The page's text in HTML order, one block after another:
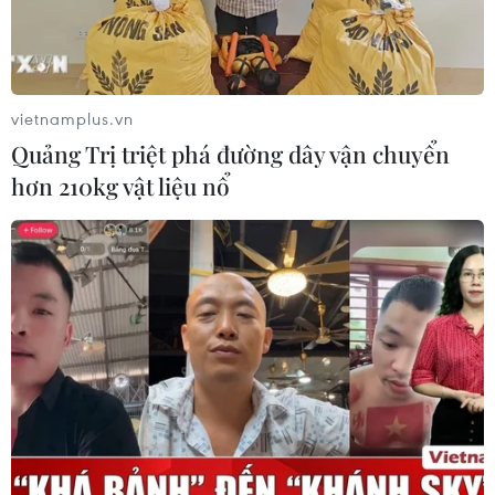
05/08/2026 05:58
CƠ QUAN CHỦ QUẢN: THÔNG TẤN XÃ VIỆT NAM
Tổng Biên tập: TRẦN TIẾN DUẨN
Phó Tổng Biên tập: NGUYỄN THỊ TÁM, KHÚC THANH
THỦY
Sở hữu trí tuệ
Quy định sử dụng
vietnamplus.vn
Quảng Trị triệt phá đường dây vận chuyển
hơn 210kg vật liệu nổ